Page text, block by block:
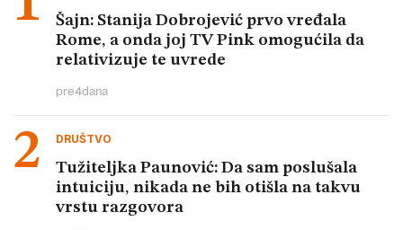
Šajn: Stanija Dobrojević prvo vređala
Rome, a onda joj TV Pink omogućila da
relativizuje te uvrede
pre4dana
DRUŠTVO
Tužiteljka Paunović: Da sam poslušala
intuiciju, nikada ne bih otišla na takvu
vrstu razgovora